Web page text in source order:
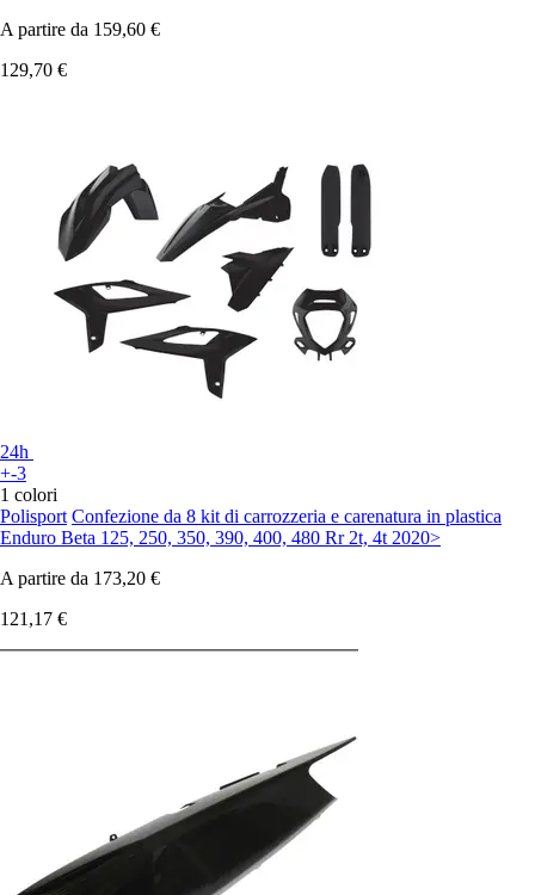
A partire da 159,60 €
129,70 €
24h
+-3
1 colori
Polisport Confezione da 8 kit di carrozzeria e carenatura in plastica
Enduro Beta 125, 250, 350, 390, 400, 480 Rr 2t, 4t 2020>
A partire da 173,20 €
121,17 €